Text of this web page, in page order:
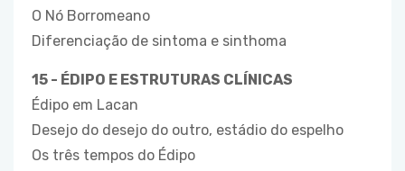
O Nó Borromeano
Diferenciação de sintoma e sinthoma
15 - ÉDIPO E ESTRUTURAS CLÍNICAS
Édipo em Lacan
Desejo do desejo do outro, estádio do espelho
Os três tempos do Édipo